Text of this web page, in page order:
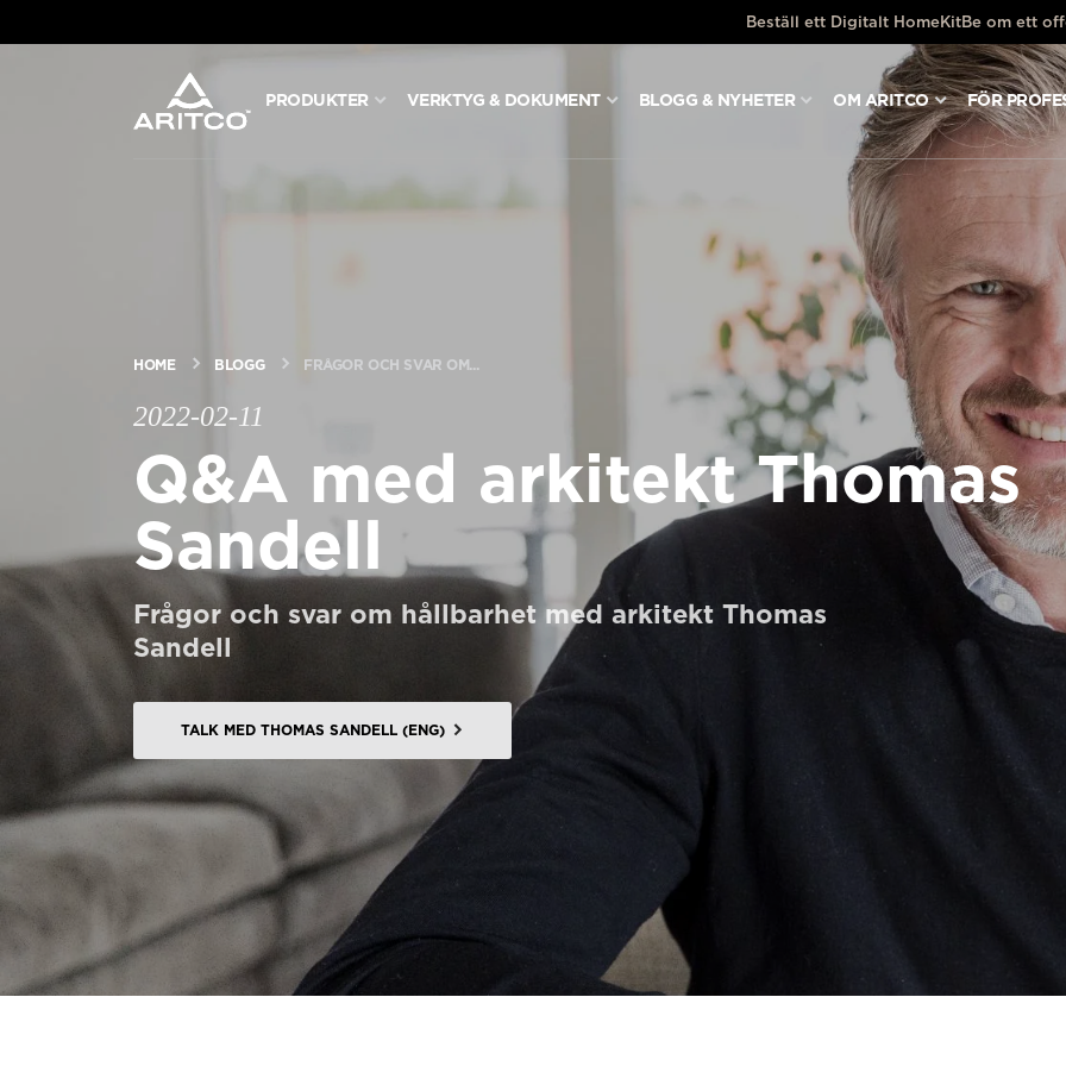
Beställ ett Digitalt HomeKitBe om ett
PRODUKTER VERKTYG & DOKUMENT BLOGG & NYHETER OM ARITCO FÖR
PRODUKTER
FÖR PROFESSIONELLA
Beställ ett Digitalt HomeKit
Be om ett offertförslag
Kontakta oss
HOME BLOGG FRÅGOR OCH SVAR OM...
2022-02-11
Q&A med arkitekt Thomas
Sandell
Frågor och svar om hållbarhet med arkitekt Thomas
Sandell
TALK MED THOMAS SANDELL (ENG)